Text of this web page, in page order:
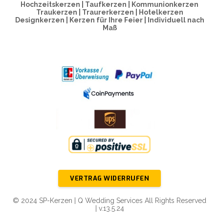
Hochzeitskerzen | Taufkerzen | Kommunionkerzen
Traukerzen | Traurerkerzen | Hotelkerzen
Designkerzen | Kerzen für Ihre Feier | Individuell nach
Maß
VERTRAG WIDERRUFEN
© 2024 SP-Kerzen | Q Wedding Services All Rights Reserved
| v.13.5.24